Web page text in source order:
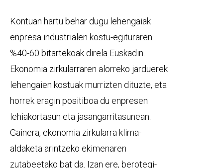
Kontuan hartu behar dugu lehengaiak
enpresa industrialen kostu-egituraren
%40-60 bitartekoak direla Euskadin.
Ekonomia zirkularraren alorreko jarduerek
lehengaien kostuak murrizten dituzte, eta
horrek eragin positiboa du enpresen
lehiakortasun eta jasangarritasunean.
Gainera, ekonomia zirkularra klima-
aldaketa arintzeko ekimenaren
zutabeetako bat da. Izan ere, berotegi-